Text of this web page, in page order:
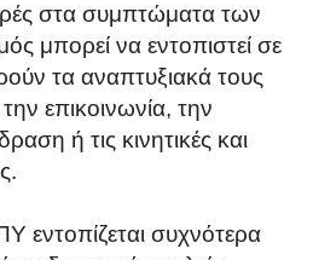
στα συμπτώματα των
μπορεί να εντοπιστεί σε
τα αναπτυξιακά τους
επικοινωνία, την
ή τις κινητικές και
εντοπίζεται συχνότερα